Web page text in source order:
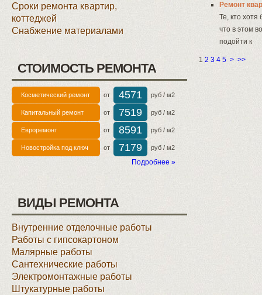
Сроки ремонта квартир,
коттеджей
Снабжение материалами
СТОИМОСТЬ РЕМОНТА
Косметический ремонт от 4571 руб / м2
Капитальный ремонт от 7519 руб / м2
Евроремонт от 8591 руб / м2
Новостройка под ключ от 7179 руб / м2
Подробнее »
ВИДЫ РЕМОНТА
Внутренние отделочные работы
Работы с гипсокартоном
Малярные работы
Сантехнические работы
Электромонтажные работы
Штукатурные работы
Ремонт
Те, кто хотя
что в этом
подойти к
1 2 3 4 5 > >>